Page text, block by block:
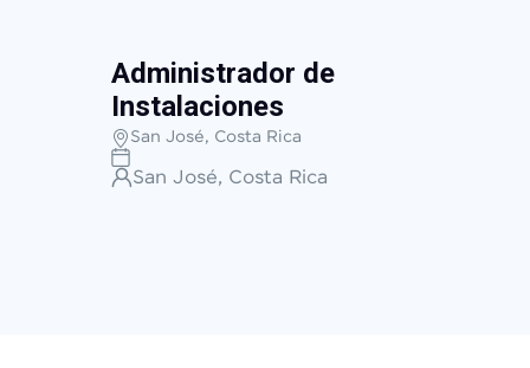
Administrador de
Instalaciones
San José, Costa Rica
San José, Costa Rica